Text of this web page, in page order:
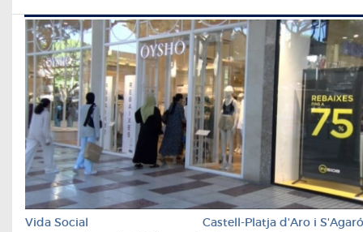
Vida Social Castell-Platja d'Aro i S'Agaró